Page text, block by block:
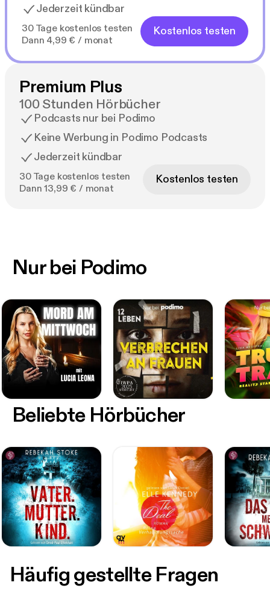
Jederzeit kündbar
30 Tage kostenlos testen
Dann 4,99 € / monat
Kostenlos testen
Premium Plus
100 Stunden Hörbücher
Podcasts nur bei Podimo
Keine Werbung in Podimo Podcasts
Jederzeit kündbar
30 Tage kostenlos testen
Dann 13,99 € / monat
Kostenlos testen
Nur bei Podimo
Beliebte Hörbücher
Häufig gestellte Fragen